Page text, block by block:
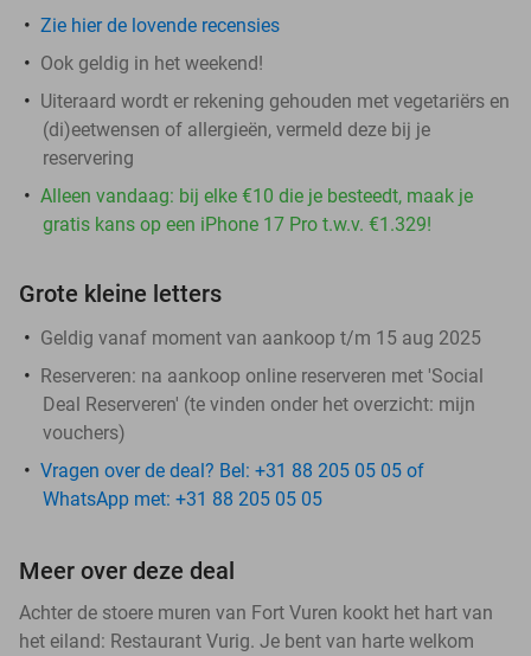
Zie hier de lovende recensies
Ook geldig in het weekend!
Uiteraard wordt er rekening gehouden met vegetariërs en
(di)eetwensen of allergieën, vermeld deze bij je
reservering
Alleen vandaag: bij elke €10 die je besteedt, maak je
gratis kans op een iPhone 17 Pro t.w.v. €1.329!
Grote kleine letters
Geldig vanaf moment van aankoop t/m 15 aug 2025
Reserveren: na aankoop online reserveren met 'Social
Deal Reserveren' (te vinden onder het overzicht: mijn
vouchers)
Vragen over de deal? Bel: +31 88 205 05 05 of
WhatsApp met: +31 88 205 05 05
Meer over deze deal
Achter de stoere muren van Fort Vuren kookt het hart van
het eiland: Restaurant Vurig. Je bent van harte welkom